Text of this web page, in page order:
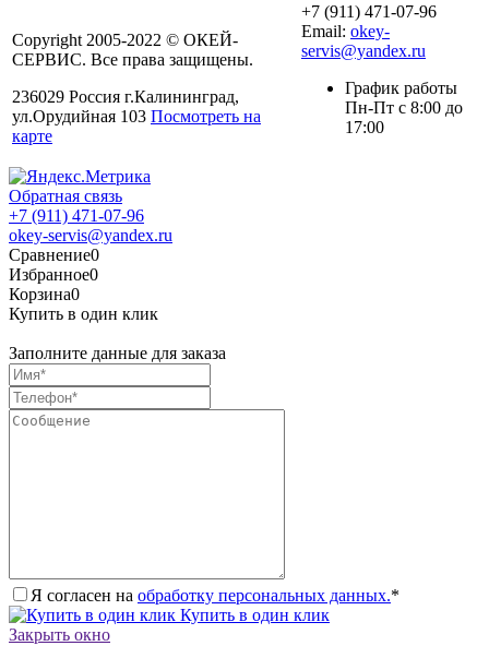
Copyright 2005-2022 © ОКЕЙ-
СЕРВИС. Все права защищены.
236029 Россия г.Калининград,
ул.Орудийная 103 Посмотреть на
карте
+7 (911) 471-07-96
Email: okey-
servis@yandex.ru
График работы
Пн-Пт с 8:00 до
17:00
Обратная связь
+7 (911) 471-07-96
okey-servis@yandex.ru
Сравнение0
Избранное0
Корзина0
Купить в один клик
Заполните данные для заказа
Я согласен на обработку персональных данных.*
Купить в один клик
Закрыть окно